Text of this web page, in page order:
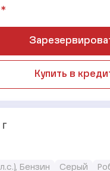
Купить в
Бензин Серый